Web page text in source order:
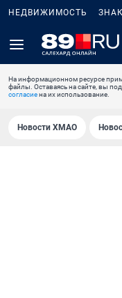
НЕДВИЖИМОСТЬ
На информационном ресурсе
файлы. Оставаясь на сайте, вы
согласиена их использование.
Новости ХМАО